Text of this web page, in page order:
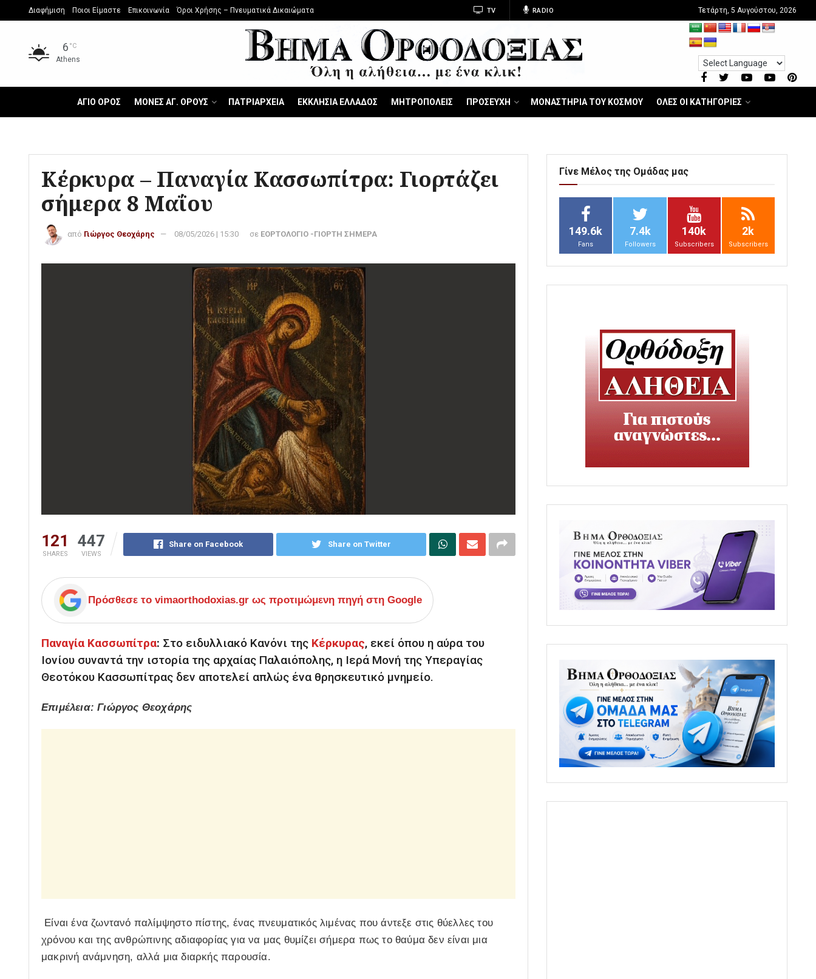
Διαφήμιση Ποιοι Είμαστε Επικοινωνία Όροι Χρήσης – Πνευματικά Δικαιώματα TV RADIO Τετάρτη, 5 Αυγούστου, 2026
6 °C
Athens
ΑΓΙΟ ΟΡΟΣ ΜΟΝΕΣ ΑΓ. ΟΡΟΥΣ ΠΑΤΡΙΑΡΧΕΙΑ ΕΚΚΛΗΣΙΑ ΕΛΛΑΔΟΣ ΜΗΤΡΟΠΟΛΕΙΣ ΠΡΟΣΕΥΧΗ ΜΟΝΑΣΤΗΡΙΑ ΤΟΥ ΚΟΣΜΟΥ ΟΛΕΣ ΟΙ ΚΑΤΗΓΟΡΙΕΣ
Κέρκυρα – Παναγία Κασσωπίτρα: Γιορτάζει
σήμερα 8 Μαΐου
από Γιώργος Θεοχάρης 08/05/2026 | 15:30 σε ΕΟΡΤΟΛΟΓΙΟ -ΓΙΟΡΤΗ ΣΗΜΕΡΑ
121
SHARES
447
VIEWS
Share on Facebook Share on Twitter
Πρόσθεσε το vimaorthodoxias.gr ως προτιμώμενη πηγή στη Google
Παναγία Κασσωπίτρα: Στο ειδυλλιακό Κανόνι της Κέρκυρας, εκεί όπου η αύρα του
Ιονίου συναντά την ιστορία της αρχαίας Παλαιόπολης, η Ιερά Μονή της Υπεραγίας
Θεοτόκου Κασσωπίτρας δεν αποτελεί απλώς ένα θρησκευτικό μνημείο.
Επιμέλεια: Γιώργος Θεοχάρης
Είναι ένα ζωντανό παλίμψηστο πίστης, ένας πνευματικός λιμένας που άντεξε στις θύελλες του
χρόνου και της ανθρώπινης αδιαφορίας για να μας θυμίζει σήμερα πως το θαύμα δεν είναι μια
μακρινή ανάμνηση, αλλά μια διαρκής παρουσία.
Γίνε Μέλος της Ομάδας μας
149.6k
Fans
7.4k
Followers
140k
Subscribers
2k
Subscribers